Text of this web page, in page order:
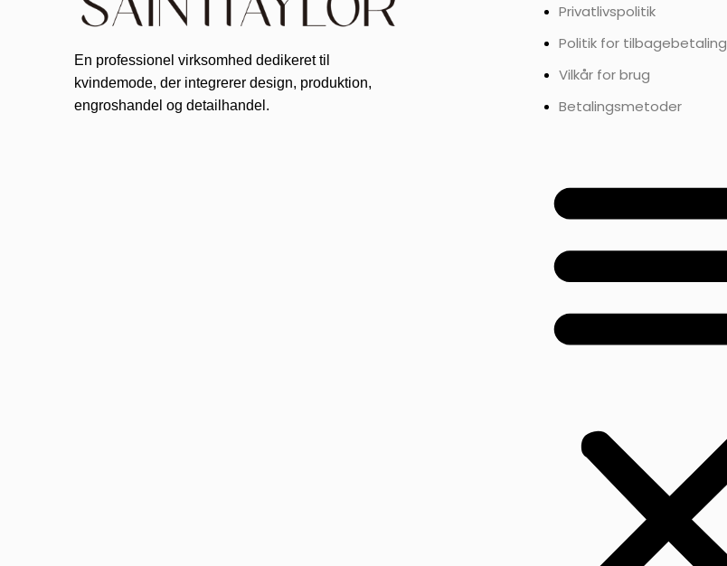
En professionel virksomhed dedikeret til
kvindemode, der integrerer design, produktion,
engroshandel og detailhandel.
Privatlivspolitik
Politik for tilbagebetaling
Vilkår for brug
Betalingsmetoder